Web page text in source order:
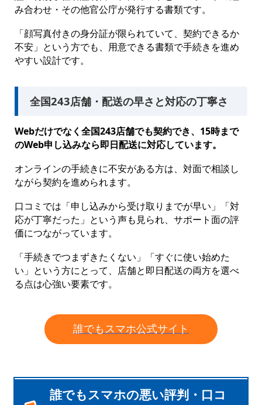
み合わせ・その他官公庁が発行する書類です。
「顔写真付きの身分証が限られていて、契約できるか
不安」という方でも、用意できる書類で手続きを進め
やすい設計です。
全国243店舗・配送の早さと対応の丁寧さ
Webだけでなく全国243店舗でも契約でき、15時まで
のWeb申し込みなら即日配送に対応しています。
オンラインの手続きに不安がある方は、対面で相談し
ながら契約を進められます。
口コミでは「申し込みから受け取りまでが早い」「対
応が丁寧だった」という声も見られ、サポート面の評
価につながっています。
「手続きでつまずきたくない」「すぐに使い始めた
い」という方にとって、店舗と即日配送の両方を選べ
る点は心強い要素です。
誰でもスマホ公式サイト
誰でもスマホの悪い評判・口コ